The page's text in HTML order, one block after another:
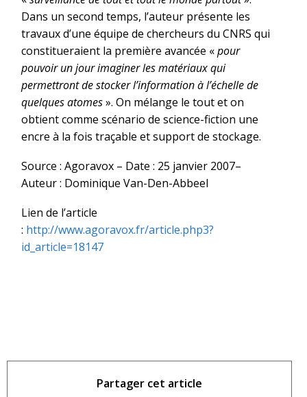
Dans un second temps, l’auteur présente les
travaux d’une équipe de chercheurs du CNRS qui
constitueraient la première avancée «pour
pouvoir un jour imaginer les matériaux qui
permettront de stocker l’information à l’échelle de
quelques atomes». On mélange le tout et on
obtient comme scénario de science-fiction une
encre à la fois traçable et support de stockage.
Source : Agoravox – Date : 25 janvier 2007–
Auteur : Dominique Van-Den-Abbeel
Lien de l’article
: http://www.agoravox.fr/article.php3?
id_article=18147
Partager cet article